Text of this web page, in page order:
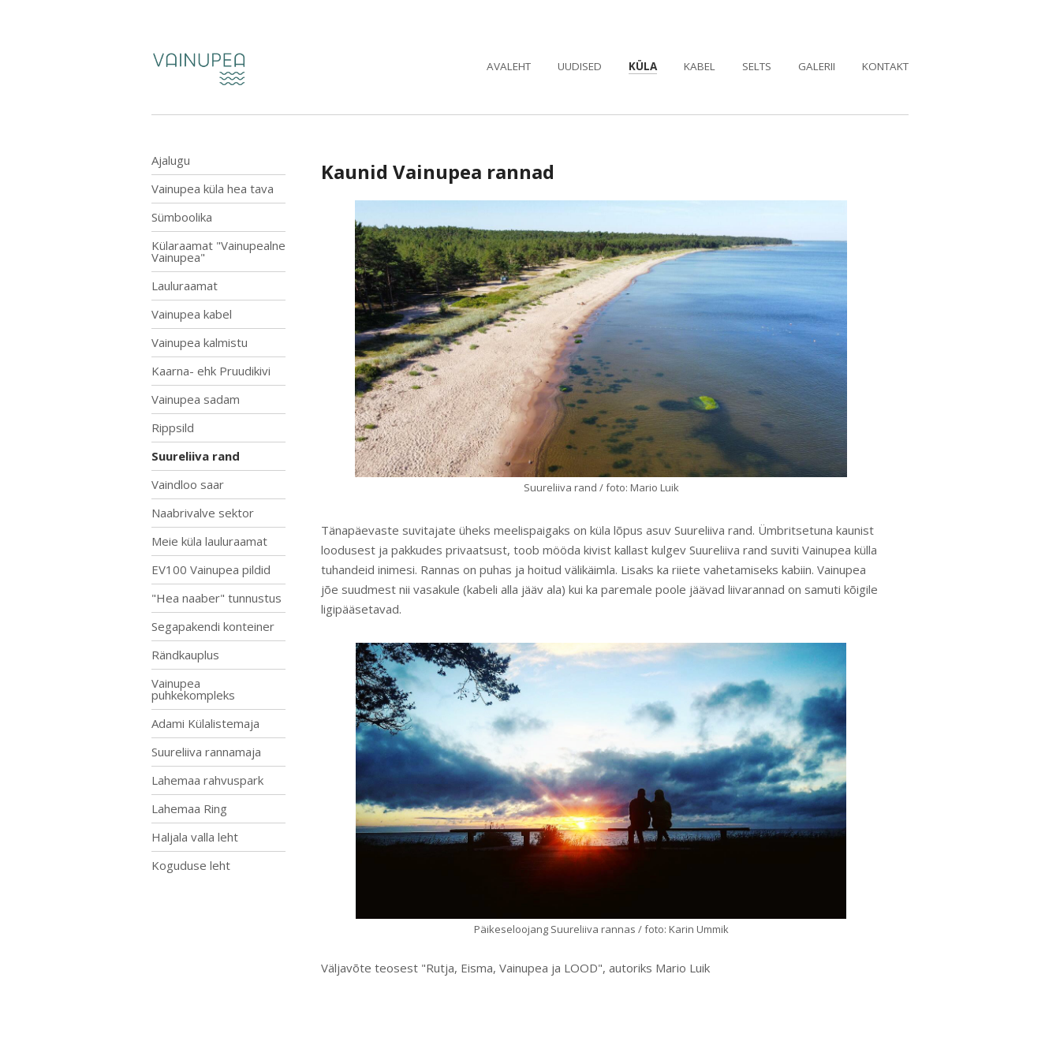
AVALEHT UUDISED KÜLA KABEL SELTS GALERII KONTAKT
Ajalugu
Vainupea küla hea tava
Sümboolika
Külaraamat "Vainupealne
Vainupea"
Lauluraamat
Vainupea kabel
Vainupea kalmistu
Kaarna- ehk Pruudikivi
Vainupea sadam
Rippsild
Suureliiva rand
Vaindloo saar
Naabrivalve sektor
Meie küla lauluraamat
EV100 Vainupea pildid
"Hea naaber" tunnustus
Segapakendi konteiner
Rändkauplus
Vainupea
puhkekompleks
Adami Külalistemaja
Suureliiva rannamaja
Lahemaa rahvuspark
Lahemaa Ring
Haljala valla leht
Koguduse leht
Kaunid Vainupea rannad
Suureliiva rand / foto: Mario Luik
Tänapäevaste suvitajate üheks meelispaigaks on küla lõpus asuv Suureliiva rand. Ümbritsetuna kaunist
loodusest ja pakkudes privaatsust, toob mööda kivist kallast kulgev Suureliiva rand suviti Vainupea külla
tuhandeid inimesi. Rannas on puhas ja hoitud välikäimla. Lisaks ka riiete vahetamiseks kabiin. Vainupea
jõe suudmest nii vasakule (kabeli alla jääv ala) kui ka paremale poole jäävad liivarannad on samuti kõigile
ligipääsetavad.
Päikeseloojang Suureliiva rannas / foto: Karin Ummik
Väljavõte teosest "Rutja, Eisma, Vainupea ja LOOD", autoriks Mario Luik